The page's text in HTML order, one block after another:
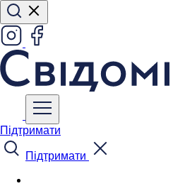
Підтримати
Підтримати